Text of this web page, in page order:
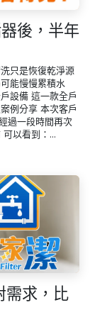
後，半年
只是恢復乾淨源
能慢慢累積水
設備 這一款全戶
例分享 本次客戶
過一段時間再次
以看到：...
需求，比